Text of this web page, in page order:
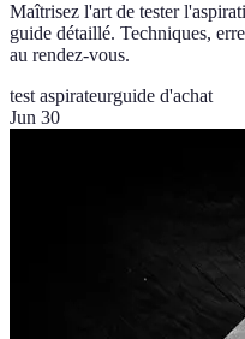
Maîtrisez l'art de tester
guide détaillé. Techniques,
au rendez-vous.
test aspirateurguide d'achat
Jun 30